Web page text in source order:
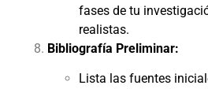
fases de tu
realistas.
Bibliografía Preliminar:
Lista las fuentes